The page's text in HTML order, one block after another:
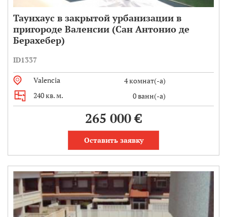
Таунхаус в закрытой урбанизации в
пригороде Валенсии (Сан Антонио де
Берахебер)
ID1337
Valencia
4 комнат(-а)
240 кв. м.
0 ванн(-а)
265 000 €
Оставить заявку